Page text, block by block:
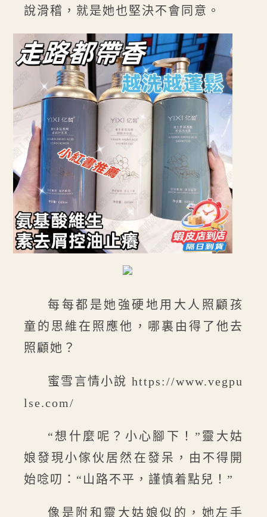
說滑稽，就是她也堅決不會同意。
每每都是她強硬地用大人照顧孩
童的思維在照應他，哪裏由得了他去
照顧她？
蜜雪言情小說 https://www.vegpu
lse.com/
“想什麼呢？小心腳下！”靈大姑
娘發現小傢伙居然在發呆，由不得開
始唸叨：“山路不平，謹慎着點兒！”
像是附和靈大姑娘似的，她左手